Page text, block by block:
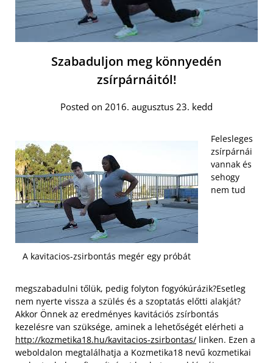
Szabaduljon meg könnyedén
zsírpárnáitól!
Posted on 2016. augusztus 23. kedd
A kavitacios-zsirbontás megér egy próbát
Felesleges
zsírpárnái
vannak és
sehogy
nem tud
megszabadulni tőlük, pedig folyton fogyókúrázik?Esetleg
nem nyerte vissza a szülés és a szoptatás előtti alakját?
Akkor Önnek az eredményes kavitációs zsírbontás
kezelésre van szüksége, aminek a lehetőségét elérheti a
http://kozmetika18.hu/kavitacios-zsirbontas/ linken. Ezen a
weboldalon megtalálhatja a Kozmetika18 nevű kozmetikai